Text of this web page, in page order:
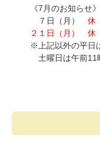
《7月のお知らせ》
７日（月）
２１日（月） 休
※上記以外の平日
土曜日は午前11